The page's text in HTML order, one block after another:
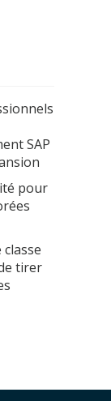
SAP
pour
tirer